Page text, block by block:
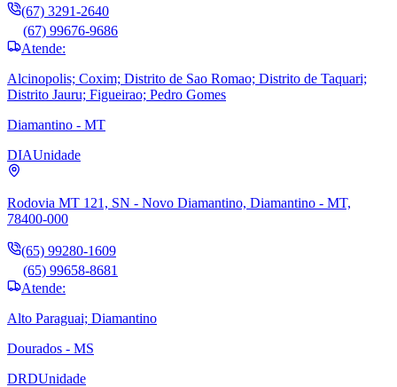
(67) 3291-2640
(67) 99676-9686
Atende:
Alcinopolis; Coxim; Distrito de Sao Romao; Distrito de Taquari;
Distrito Jauru; Figueirao; Pedro Gomes
Diamantino - MT
DIAUnidade
Rodovia MT 121, SN - Novo Diamantino, Diamantino - MT,
78400-000
(65) 99280-1609
(65) 99658-8681
Atende:
Alto Paraguai; Diamantino
Dourados - MS
DRDUnidade